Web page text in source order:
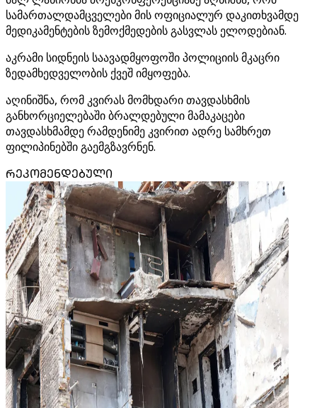
სამართალდამცველები მის ოფიციალურ დაკითხვამდე
მედიკამენტების ზემოქმედების გასვლას ელოდებიან.
აკრამი სიდნეის საავადმყოფოში პოლიციის მკაცრი
ზედამხედველობის ქვეშ იმყოფება.
აღინიშნა, რომ კვირას მომხდარი თავდასხმის
განხორციელებაში ბრალდებული მამაკაცები
თავდასხმამდე რამდენიმე კვირით ადრე სამხრეთ
ფილიპინებში გაემგზავრნენ.
ᲠᲔᲙᲝᲛᲔᲜᲓᲔᲑᲣᲚᲘ